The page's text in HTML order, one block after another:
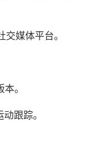
媒体平台。
。
跟踪。